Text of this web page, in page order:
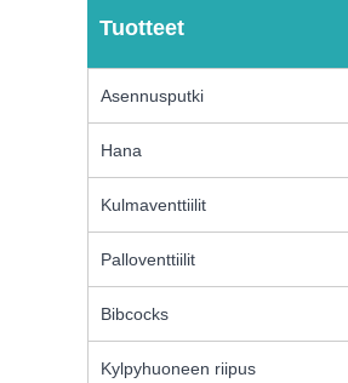
Tuotteet
Asennusputki
Hana
Kulmaventtiilit
Palloventtiilit
Bibcocks
Kylpyhuoneen riipus